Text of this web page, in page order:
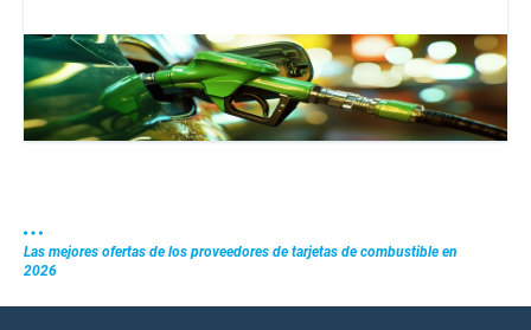
Las mejores ofertas de los proveedores de tarjetas de combustible en
2026